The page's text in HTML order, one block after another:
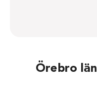
Örebro län